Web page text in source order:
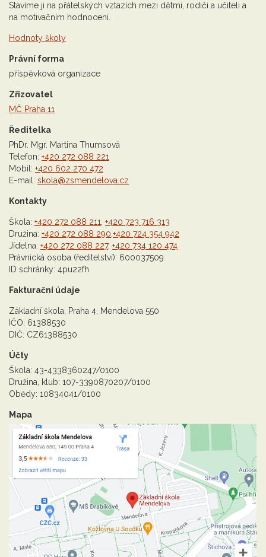
Stavíme ji na přátelských vztazích mezi dětmi, rodiči a učiteli a
na motivačním hodnocení.
Hodnoty školy
Právní forma
příspěvková organizace
Zřizovatel
MČ Praha 11
Ředitelka
PhDr. Mgr. Martina Thumsová
Telefon: +420 272 088 221
Mobil: +420 602 270 472
E-mail: skola@zsmendelova.cz
Kontakty
Škola: +420 272 088 211 +420 723 716 313
Družina: +420 272 088 290 +420 724 354 942
Jídelna: +420 272 088 227, +420 734 120 474
Právnická osoba (ředitelství): 600037509
ID schránky: 4pu22fh
Fakturační údaje
Základní škola, Praha 4, Mendelova 550
IČO: 61388530
DIČ: CZ61388530
Účty
Škola: 43-4338360247/0100
Družina, klub: 107-3390870207/0100
Obědy: 10834041/0100
Mapa